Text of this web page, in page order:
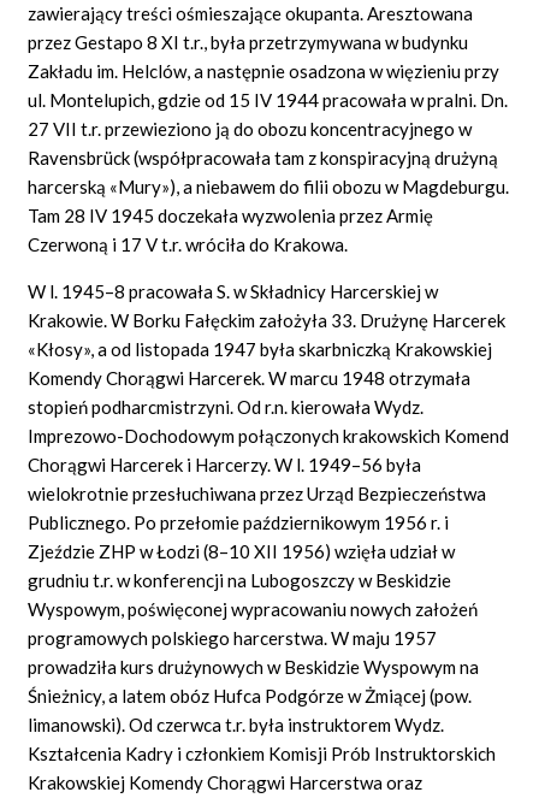
zawierający treści ośmieszające okupanta. Aresztowana
przez Gestapo 8 XI t.r., była przetrzymywana w budynku
Zakładu im. Helclów, a następnie osadzona w więzieniu przy
ul. Montelupich, gdzie od 15 IV 1944 pracowała w pralni. Dn.
27 VII t.r. przewieziono ją do obozu koncentracyjnego w
Ravensbrück (współpracowała tam z konspiracyjną drużyną
harcerską «Mury»), a niebawem do filii obozu w Magdeburgu.
Tam 28 IV 1945 doczekała wyzwolenia przez Armię
Czerwoną i 17 V t.r. wróciła do Krakowa.
W l. 1945–8 pracowała S. w Składnicy Harcerskiej w
Krakowie. W Borku Fałęckim założyła 33. Drużynę Harcerek
«Kłosy», a od listopada 1947 była skarbniczką Krakowskiej
Komendy Chorągwi Harcerek. W marcu 1948 otrzymała
stopień podharcmistrzyni. Od r.n. kierowała Wydz.
Imprezowo-Dochodowym połączonych krakowskich Komend
Chorągwi Harcerek i Harcerzy. W l. 1949–56 była
wielokrotnie przesłuchiwana przez Urząd Bezpieczeństwa
Publicznego. Po przełomie październikowym 1956 r. i
Zjeździe ZHP w Łodzi (8–10 XII 1956) wzięła udział w
grudniu t.r. w konferencji na Lubogoszczy w Beskidzie
Wyspowym, poświęconej wypracowaniu nowych założeń
programowych polskiego harcerstwa. W maju 1957
prowadziła kurs drużynowych w Beskidzie Wyspowym na
Śnieżnicy, a latem obóz Hufca Podgórze w Żmiącej (pow.
limanowski). Od czerwca t.r. była instruktorem Wydz.
Kształcenia Kadry i członkiem Komisji Prób Instruktorskich
Krakowskiej Komendy Chorągwi Harcerstwa oraz